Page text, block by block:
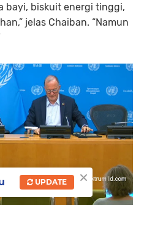
bayi, biskuit energi tinggi,
jelas Chaiban. “Namun
×
UPDATE